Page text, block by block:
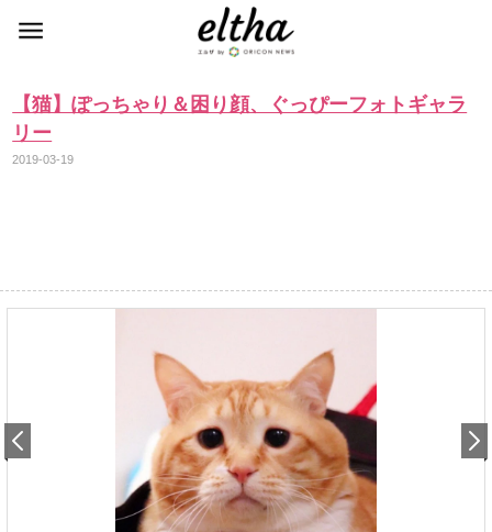
【猫】ぽっちゃり＆困り顔、ぐっぴーフォトギャラ
リー
2019-03-19